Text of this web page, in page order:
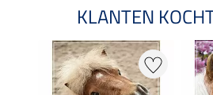
KLANTEN